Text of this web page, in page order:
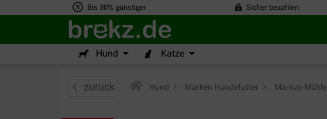
Bis 30% günstiger Sicher bezahlen
Hund Katze
zurück Hund Marken Hundefutter Markus-Mühle